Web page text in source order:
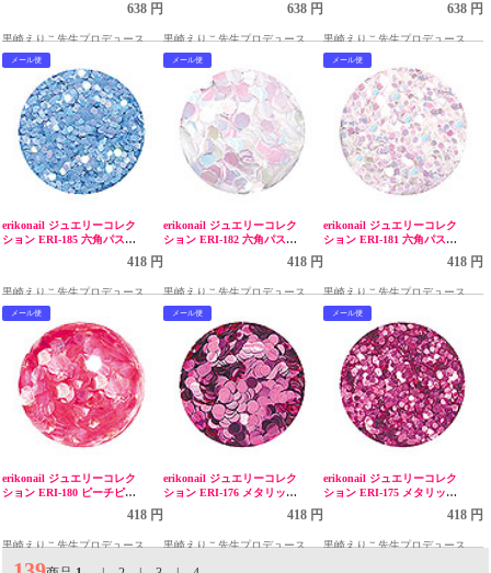
638 円
黒崎えりこ先生プロデュース
638 円
黒崎えりこ先生プロデュース
638 円
黒崎えりこ先生プロデュース
メール便
erikonail ジュエリーコレク
ション ERI-185 六角パステ
418 円
黒崎えりこ先生プロデュース
メール便
erikonail ジュエリーコレク
ション ERI-182 六角パステ
418 円
黒崎えりこ先生プロデュース
メール便
erikonail ジュエリーコレク
ション ERI-181 六角パステ
418 円
黒崎えりこ先生プロデュース
メール便
erikonail ジュエリーコレク
ション ERI-180 ピーチピン
418 円
黒崎えりこ先生プロデュース
メール便
erikonail ジュエリーコレク
ション ERI-176 メタリック
418 円
黒崎えりこ先生プロデュース
メール便
erikonail ジュエリーコレク
ション ERI-175 メタリック
418 円
黒崎えりこ先生プロデュース